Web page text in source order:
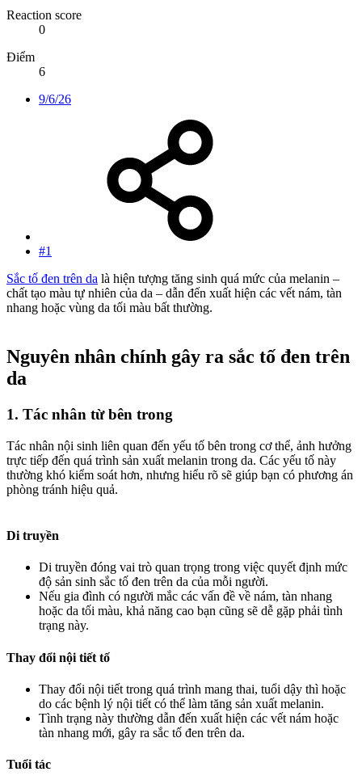
Reaction score
0
Điểm
6
9/6/26
#1
Sắc tố đen trên da là hiện tượng tăng sinh quá mức của melanin –
chất tạo màu tự nhiên của da – dẫn đến xuất hiện các vết nám, tàn
nhang hoặc vùng da tối màu bất thường.
Nguyên nhân chính gây ra sắc tố đen trên
da
1. Tác nhân từ bên trong
Tác nhân nội sinh liên quan đến yếu tố bên trong cơ thể, ảnh hưởng
trực tiếp đến quá trình sản xuất melanin trong da. Các yếu tố này
thường khó kiểm soát hơn, nhưng hiểu rõ sẽ giúp bạn có phương án
phòng tránh hiệu quả.
Di truyền
Di truyền đóng vai trò quan trọng trong việc quyết định mức
độ sản sinh sắc tố đen trên da của mỗi người.
Nếu gia đình có người mắc các vấn đề về nám, tàn nhang
hoặc da tối màu, khả năng cao bạn cũng sẽ dễ gặp phải tình
trạng này.
Thay đổi nội tiết tố
Thay đổi nội tiết trong quá trình mang thai, tuổi dậy thì hoặc
do các bệnh lý nội tiết có thể làm tăng sản xuất melanin.
Tình trạng này thường dẫn đến xuất hiện các vết nám hoặc
tàn nhang mới, gây ra sắc tố đen trên da.
Tuổi tác